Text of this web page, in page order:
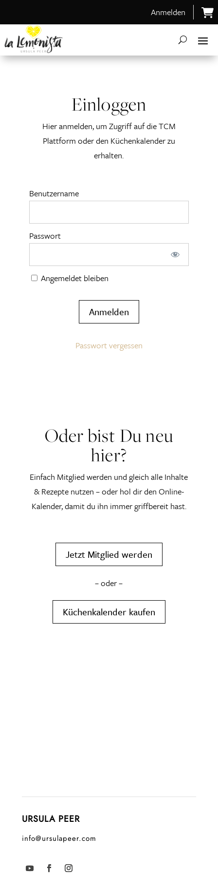
Anmelden
Einloggen
Hier anmelden, um Zugriff auf die TCM
Plattform oder den Küchenkalender zu
erhalten.
Benutzername
Passwort
Angemeldet bleiben
Passwort vergessen
Oder bist Du neu
hier?
Einfach Mitglied werden und gleich alle Inhalte
& Rezepte nutzen – oder hol dir den Online-
Kalender, damit du ihn immer griffbereit hast.
Jetzt Mitglied werden
– oder –
Küchenkalender kaufen
URSULA PEER
info@ursulapeer.com